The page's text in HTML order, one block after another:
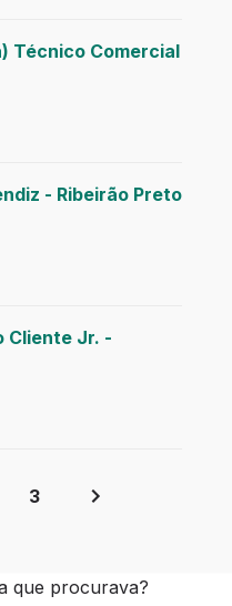
Técnico Comercial
- Ribeirão Preto
Cliente Jr. -
3
que procurava?